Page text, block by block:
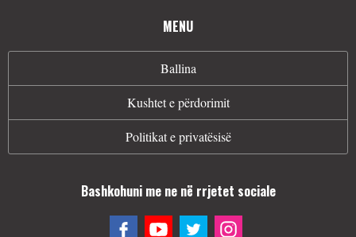
MENU
Ballina
Kushtet e përdorimit
Politikat e privatësisë
Bashkohuni me ne në rrjetet sociale